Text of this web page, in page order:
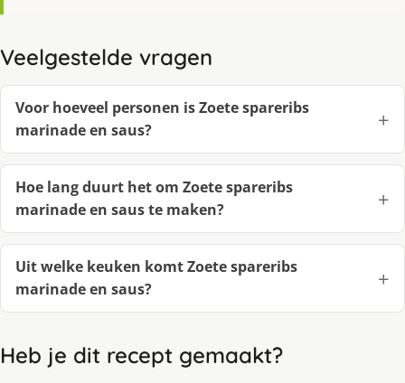
Veelgestelde vragen
Voor hoeveel personen is Zoete spareribs
marinade en saus?
Hoe lang duurt het om Zoete spareribs
marinade en saus te maken?
Uit welke keuken komt Zoete spareribs
marinade en saus?
Heb je dit recept gemaakt?